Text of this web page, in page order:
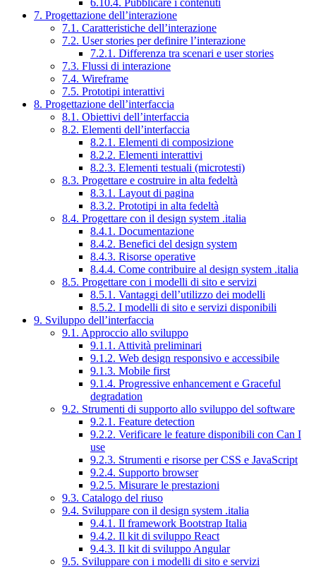
6.10.4. Pubblicare i contenuti
7. Progettazione dell’interazione
7.1. Caratteristiche dell’interazione
7.2. User stories per definire l’interazione
7.2.1. Differenza tra scenari e user stories
7.3. Flussi di interazione
7.4. Wireframe
7.5. Prototipi interattivi
8. Progettazione dell’interfaccia
8.1. Obiettivi dell’interfaccia
8.2. Elementi dell’interfaccia
8.2.1. Elementi di composizione
8.2.2. Elementi interattivi
8.2.3. Elementi testuali (microtesti)
8.3. Progettare e costruire in alta fedeltà
8.3.1. Layout di pagina
8.3.2. Prototipi in alta fedeltà
8.4. Progettare con il design system .italia
8.4.1. Documentazione
8.4.2. Benefici del design system
8.4.3. Risorse operative
8.4.4. Come contribuire al design system .italia
8.5. Progettare con i modelli di sito e servizi
8.5.1. Vantaggi dell’utilizzo dei modelli
8.5.2. I modelli di sito e servizi disponibili
9. Sviluppo dell’interfaccia
9.1. Approccio allo sviluppo
9.1.1. Attività preliminari
9.1.2. Web design responsivo e accessibile
9.1.3. Mobile first
9.1.4. Progressive enhancement e Graceful
degradation
9.2. Strumenti di supporto allo sviluppo del software
9.2.1. Feature detection
9.2.2. Verificare le feature disponibili con Can I
use
9.2.3. Strumenti e risorse per CSS e JavaScript
9.2.4. Supporto browser
9.2.5. Misurare le prestazioni
9.3. Catalogo del riuso
9.4. Sviluppare con il design system .italia
9.4.1. Il framework Bootstrap Italia
9.4.2. Il kit di sviluppo React
9.4.3. Il kit di sviluppo Angular
9.5. Sviluppare con i modelli di sito e servizi